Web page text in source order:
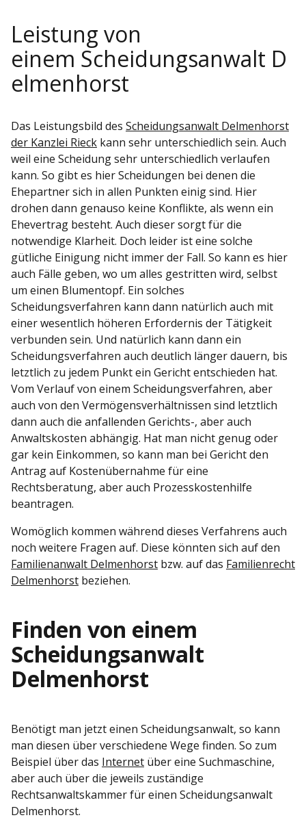
Leistung von
einem Scheidungsanwalt D
elmenhorst
Das Leistungsbild des Scheidungsanwalt Delmenhorst
der Kanzlei Rieck kann sehr unterschiedlich sein. Auch
weil eine Scheidung sehr unterschiedlich verlaufen
kann. So gibt es hier Scheidungen bei denen die
Ehepartner sich in allen Punkten einig sind. Hier
drohen dann genauso keine Konflikte, als wenn ein
Ehevertrag besteht. Auch dieser sorgt für die
notwendige Klarheit. Doch leider ist eine solche
gütliche Einigung nicht immer der Fall. So kann es hier
auch Fälle geben, wo um alles gestritten wird, selbst
um einen Blumentopf. Ein solches
Scheidungsverfahren kann dann natürlich auch mit
einer wesentlich höheren Erfordernis der Tätigkeit
verbunden sein. Und natürlich kann dann ein
Scheidungsverfahren auch deutlich länger dauern, bis
letztlich zu jedem Punkt ein Gericht entschieden hat.
Vom Verlauf von einem Scheidungsverfahren, aber
auch von den Vermögensverhältnissen sind letztlich
dann auch die anfallenden Gerichts-, aber auch
Anwaltskosten abhängig. Hat man nicht genug oder
gar kein Einkommen, so kann man bei Gericht den
Antrag auf Kostenübernahme für eine
Rechtsberatung, aber auch Prozesskostenhilfe
beantragen.
Womöglich kommen während dieses Verfahrens auch
noch weitere Fragen auf. Diese könnten sich auf den
Familienanwalt Delmenhorst bzw. auf das Familienrecht
Delmenhorst beziehen.
Finden von einem
Scheidungsanwalt
Delmenhorst
Benötigt man jetzt einen Scheidungsanwalt, so kann
man diesen über verschiedene Wege finden. So zum
Beispiel über das Internet über eine Suchmaschine,
aber auch über die jeweils zuständige
Rechtsanwaltskammer für einen Scheidungsanwalt
Delmenhorst.